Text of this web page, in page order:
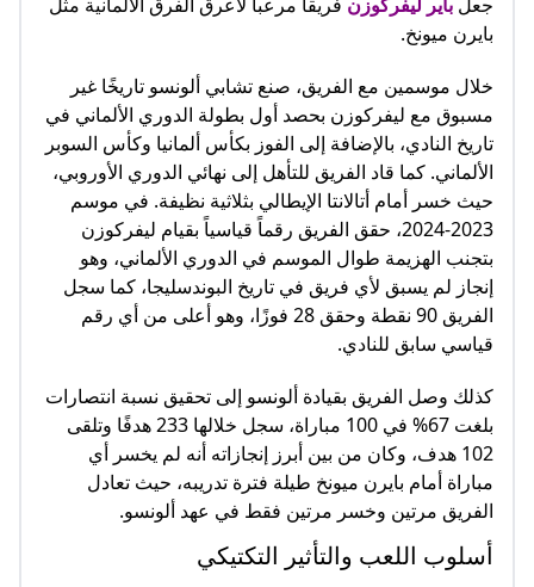
بايرن ميونخ.
خلال موسمين مع الفريق، صنع تشابي ألونسو تاريخًا غير
مسبوق مع ليفركوزن بحصد أول بطولة الدوري الألماني في
تاريخ النادي، بالإضافة إلى الفوز بكأس ألمانيا وكأس السوبر
الألماني. كما قاد الفريق للتأهل إلى نهائي الدوري الأوروبي،
حيث خسر أمام أتالانتا الإيطالي بثلاثية نظيفة. في موسم
2023-2024، حقق الفريق رقماً قياسياً بقيام ليفركوزن
بتجنب الهزيمة طوال الموسم في الدوري الألماني، وهو
إنجاز لم يسبق لأي فريق في تاريخ البوندسليجا، كما سجل
الفريق 90 نقطة وحقق 28 فوزًا، وهو أعلى من أي رقم
قياسي سابق للنادي.
كذلك وصل الفريق بقيادة ألونسو إلى تحقيق نسبة انتصارات
بلغت 67% في 100 مباراة، سجل خلالها 233 هدفًا وتلقى
102 هدف، وكان من بين أبرز إنجازاته أنه لم يخسر أي
مباراة أمام بايرن ميونخ طيلة فترة تدريبه، حيث تعادل
الفريق مرتين وخسر مرتين فقط في عهد ألونسو.
أسلوب اللعب والتأثير التكتيكي